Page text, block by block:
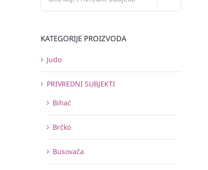
KATEGORIJE PROIZVODA
Judo
PRIVREDNI SUBJEKTI
Bihać
Brčko
Busovača